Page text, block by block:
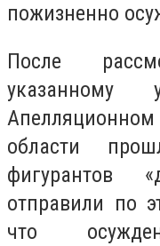
пожизненно
После
указанному
области
фигурантов
отправили по
что